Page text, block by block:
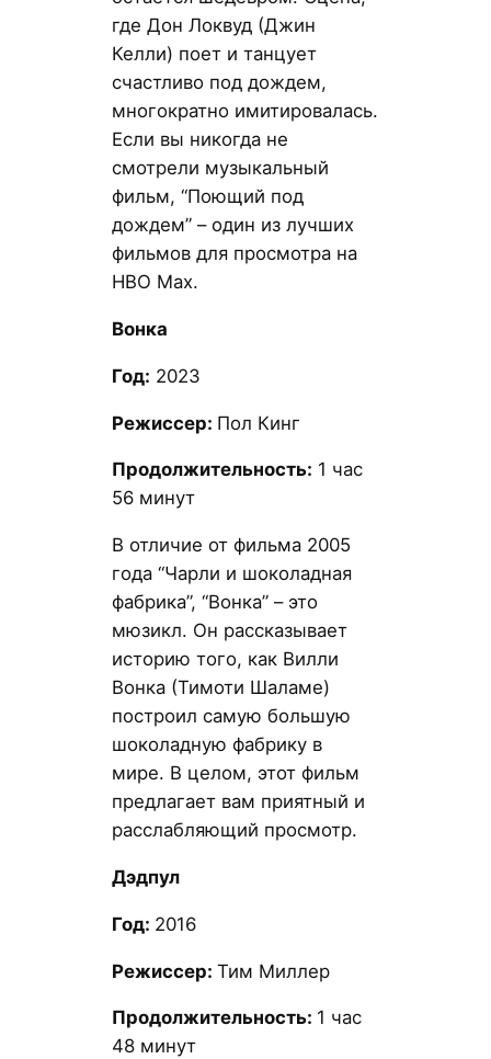
где Дон Локвуд (Джин
Келли) поет и танцует
счастливо под дождем,
многократно имитировалась.
Если вы никогда не
смотрели музыкальный
фильм, “Поющий под
дождем” – один из лучших
фильмов для просмотра на
HBO Max.
Вонка
Год: 2023
Режиссер: Пол Кинг
Продолжительность: 1 час
56 минут
В отличие от фильма 2005
года “Чарли и шоколадная
фабрика”, “Вонка” – это
мюзикл. Он рассказывает
историю того, как Вилли
Вонка (Тимоти Шаламе)
построил самую большую
шоколадную фабрику в
мире. В целом, этот фильм
предлагает вам приятный и
расслабляющий просмотр.
Дэдпул
Год: 2016
Режиссер: Тим Миллер
Продолжительность: 1 час
48 минут